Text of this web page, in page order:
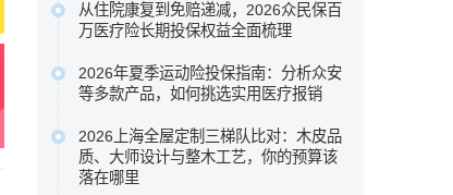
从住院康复到免赔递减，2026众民保百
万医疗险长期投保权益全面梳理
万医疗险进行横向比较，核心围绕众安
保险众民保2026臻选版，重点梳理其极
宽投保准入规则、新增住院康复责任，
以及长期持有可获的免赔额递减或既往
症赔付等相伴权益，以期为不...…
2026年夏季运动险投保指南：分析众安
等多款产品，如何挑选实用医疗报销
真正实用的医疗保障 ，我们针对众安等
多款热门运动险的理赔细则进行了深度
2026上海全屋定制三梯队比对：木皮品
质、大师设计与整木工艺，你的预算该
落在哪里